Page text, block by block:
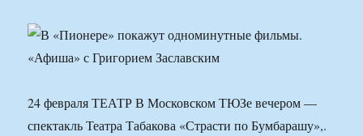
24 февраля ТЕАТР В Московском ТЮЗе вечером —
спектакль Театра Табакова «Страсти по Бумбарашу»,.